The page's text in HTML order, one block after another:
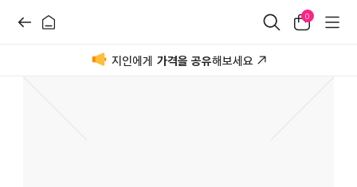
0
지인에게 가격을 공유해보세요